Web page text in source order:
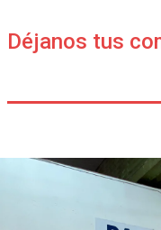
Déjanos tus